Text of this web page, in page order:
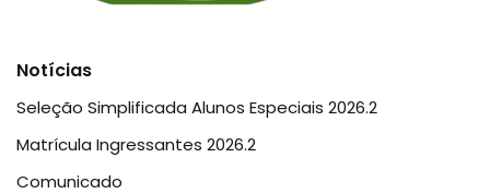
Notícias
Seleção Simplificada Alunos Especiais 2026.2
Matrícula Ingressantes 2026.2
Comunicado